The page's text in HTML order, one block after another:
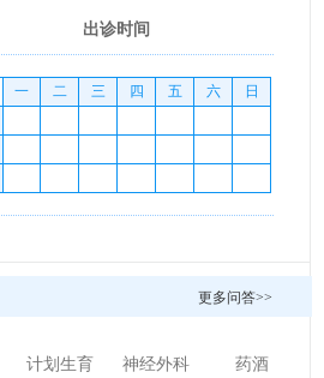
出诊时间
一 二 三 四 五 六
日
更多问答>>
计划生育 神经外科 药酒